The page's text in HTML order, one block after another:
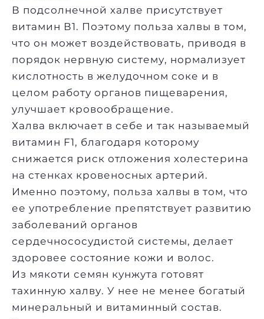
В подсолнечной халве присутствует
витамин В1. Поэтому польза халвы в том,
что он может воздействовать, приводя в
порядок нервную систему, нормализует
кислотность в желудочном соке и в
целом работу органов пищеварения,
улучшает кровообращение.
Халва включает в себе и так называемый
витамин F1, благодаря которому
снижается риск отложения холестерина
на стенках кровеносных артерий.
Именно поэтому, польза халвы в том, что
ее употребление препятствует развитию
заболеваний органов
сердечнососудистой системы, делает
здоровее состояние кожи и волос.
Из мякоти семян кунжута готовят
тахинную халву. У нее не менее богатый
минеральный и витаминный состав.